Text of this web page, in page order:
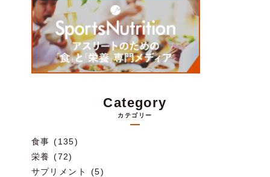
Category
カテゴリー
食事 (135)
栄養 (72)
サプリメント (5)